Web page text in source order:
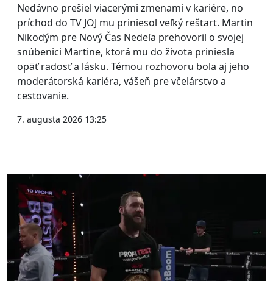
Nedávno prešiel viacerými zmenami v kariére, no
príchod do TV JOJ mu priniesol veľký reštart. Martin
Nikodým pre Nový Čas Nedeľa prehovoril o svojej
snúbenici Martine, ktorá mu do života priniesla
opäť radosť a lásku. Témou rozhovoru bola aj jeho
moderátorská kariéra, vášeň pre včelárstvo a
cestovanie.
7. augusta 2026 13:25